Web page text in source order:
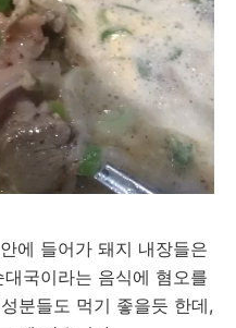
에 들어가 돼지 내장들은
국이라는 음식에 혐오를
분들도 먹기 좋을듯 한데,